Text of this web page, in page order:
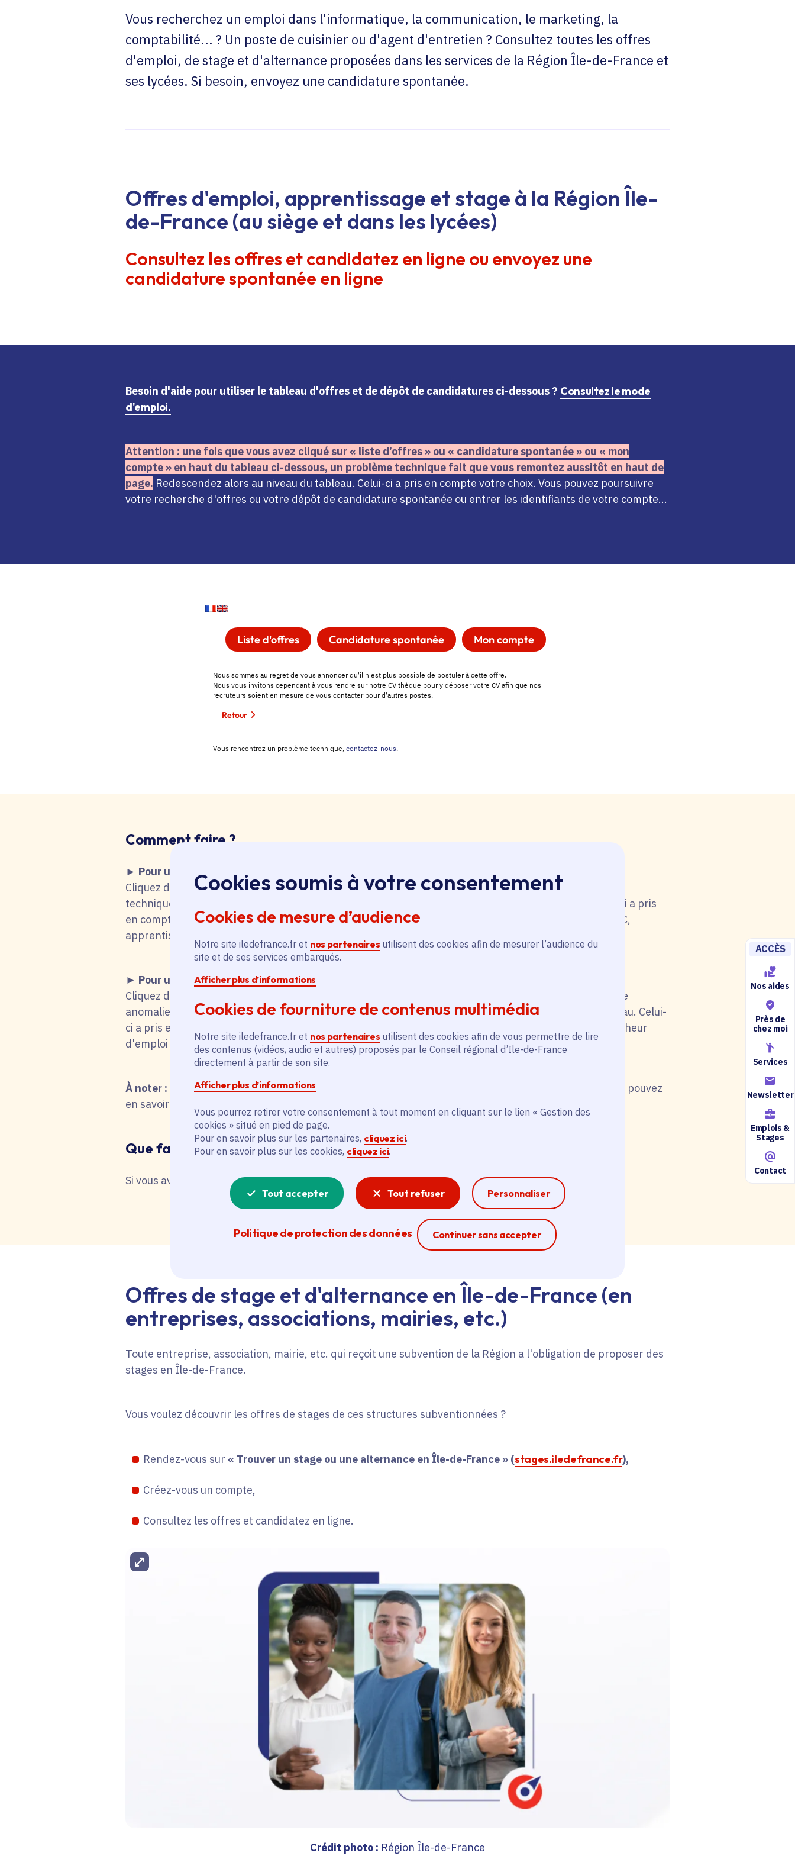
Cookies soumis à votre consentement
Cookies de mesure d’audience
Notre site iledefrance.fr et nos partenaires utilisent des cookies afin de mesurer l’audience du
site et de ses services embarqués.
Afficher plus d’informations
Cookies de fourniture de contenus multimédia
Notre site iledefrance.fr et nos partenaires utilisent des cookies afin de vous permettre de lire
des contenus (vidéos, audio et autres) proposés par le Conseil régional d’Ile-de-France
directement à partir de son site.
Afficher plus d’informations
Vous pourrez retirer votre consentement à tout moment en cliquant sur le lien « Gestion des
cookies » situé en pied de page.
Pour en savoir plus sur les partenaires, cliquez ici.
Pour en savoir plus sur les cookies, cliquez ici.
Tout accepter Tout refuser Personnaliser
Politique de protection des données Continuer sans accepter
Ferme la modale
ACCÈS
Nos aides
Près de
chez moi
Services
Newsletter
Emplois &
Stages
Contact
Vous recherchez un emploi dans l'informatique, la communication, le marketing, la
comptabilité... ? Un poste de cuisinier ou d'agent d'entretien ? Consultez toutes les offres
d'emploi, de stage et d'alternance proposées dans les services de la Région Île-de-France et
ses lycées. Si besoin, envoyez une candidature spontanée.
Offres d'emploi, apprentissage et stage à la Région Île-
de-France (au siège et dans les lycées)
Consultez les offres et candidatez en ligne ou envoyez une
candidature spontanée en ligne
Besoin d'aide pour utiliser le tableau d'offres et de dépôt de candidatures ci-dessous ? Consultez le mode
d'emploi.
Attention : une fois que vous avez cliqué sur « liste d’offres » ou « candidature spontanée » ou « mon
compte » en haut du tableau ci-dessous, un problème technique fait que vous remontez aussitôt en haut de
page. Redescendez alors au niveau du tableau. Celui-ci a pris en compte votre choix. Vous pouvez poursuivre
votre recherche d'offres ou votre dépôt de candidature spontanée ou entrer les identifiants de votre compte...
Comment faire ?
► Pour une recherche d'emploi, apprentissage, stage
Cliquez dans le tableau ci-dessus sur le bouton « Liste d'offres » pour qu'il soit en rouge. Une anomalie
technique fait que vous remontez aussitôt en haut de page. Redescendez au niveau du tableau. Celui-ci a pris
en compte votre choix. Vous pouvez alors faire une recherche par catégorie (emploi de catégorie A/B/C,
apprentissage, stage), mot-clé, filière et département (75, 77, 78, 91, 92, 93, 94, 95).
► Pour une candidature spontanée
Cliquez dans le tableau ci-dessus sur le bouton « Candidature spontanée » pour qu'il soit en rouge. Une
anomalie technique fait que vous remontez aussitôt en haut de page. Redescendez au niveau du tableau. Celui-
ci a pris en compte votre choix. Vous pouvez alors sélectionner siège ou lycées et votre situation (chercheur
d'emploi titulaire de la fonction publique ou non, apprenti, stagiaire) et candidatez.
À noter :
pour une recherche d'emploi au siège de la Région ou dans les lycées, avant de postuler, vous pouvez
en savoir plus en interrogeant nos agents Ambassadeurs.
Que faire en cas de problème technique ?
Si vous avez besoin d'une assistance technique, écrivez-nous en utilisantle formulaire accessible ici.
Offres de stage et d'alternance en Île-de-France (en
entreprises, associations, mairies, etc.)
Toute entreprise, association, mairie, etc. qui reçoit une subvention de la Région a l'obligation de proposer des
stages en Île-de-France.
Vous voulez découvrir les offres de stages de ces structures subventionnées ?
Rendez-vous sur « Trouver un stage ou une alternance en Île-de-France » (stages.iledefrance.fr),
Créez-vous un compte,
Consultez les offres et candidatez en ligne.
Agrandir l'image
Crédit photo : Région Île-de-France